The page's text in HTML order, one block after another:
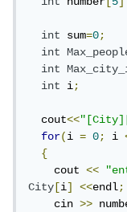
int sum=0;
int
int
int
i;
  cout
<<
for(i = 0; i
{
    cout
<<
City [i] <<endl;
    cin
>>